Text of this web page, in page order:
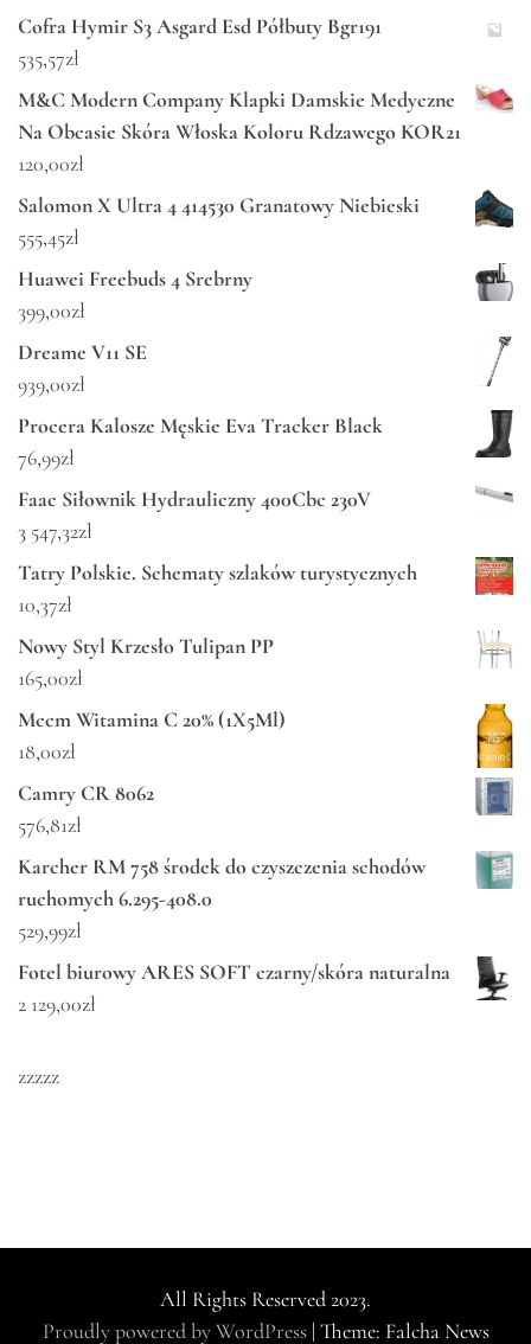
Cofra Hymir S3 Asgard Esd Półbuty Bgr191
535,57zł
M&C Modern Company Klapki Damskie Medyczne
Na Obcasie Skóra Włoska Koloru Rdzawego KOR21
120,00zł
Salomon X Ultra 4 414530 Granatowy Niebieski
555,45zł
Huawei Freebuds 4 Srebrny
399,00zł
Dreame V11 SE
939,00zł
Procera Kalosze Męskie Eva Tracker Black
76,99zł
Faac Siłownik Hydrauliczny 400Cbc 230V
3 547,32zł
Tatry Polskie. Schematy szlaków turystycznych
10,37zł
Nowy Styl Krzesło Tulipan PP
165,00zł
Mccm Witamina C 20% (1X5Ml)
18,00zł
Camry CR 8062
576,81zł
Karcher RM 758 środek do czyszczenia schodów
ruchomych 6.295-408.0
529,99zł
Fotel biurowy ARES SOFT czarny/skóra naturalna
2 129,00zł
zzzzz
All Rights Reserved 2023.
Proudly powered by WordPress | Theme: Falcha News